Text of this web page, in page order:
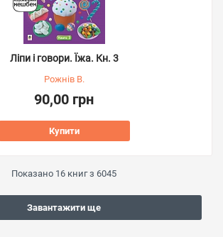
Ліпи і говори. Їжа. Кн. 3
Рожнів В.
90,00 грн
Купити
Показано 16 книг з 6045
Завантажити ще